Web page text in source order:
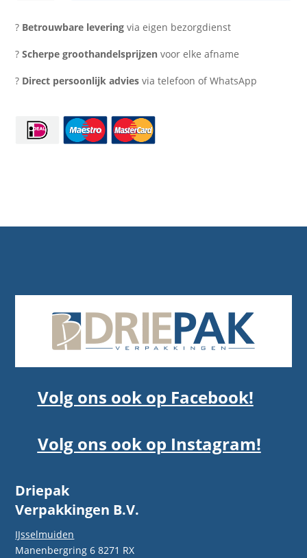
cupcake
? Betrouwbare levering via eigen bezorgdienst
?Scherpe groothandelsprijzen voor elke afname
? Direct persoonlijk advies via telefoon of WhatsApp
Volg ons ook op Facebook!
Volg ons ook op Instagram!
Driepak
Verpakkingen B.V.
IJsselmuiden
Manenbergring 6 8271 RX